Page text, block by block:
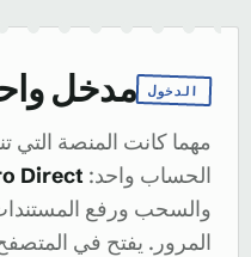
الدخول مدخل
مهما كانت المنصة التي
الحساب واحد: Direct
والسحب ورفع
المرور. يفتح في